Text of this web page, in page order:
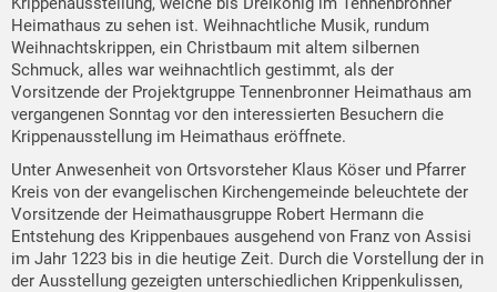
Heimathaus zu sehen ist. Weihnachtliche Musik, rundum
Weihnachtskrippen, ein Christbaum mit altem silbernen
Schmuck, alles war weihnachtlich gestimmt, als der
Vorsitzende der Projektgruppe Tennenbronner Heimathaus am
vergangenen Sonntag vor den interessierten Besuchern die
Krippenausstellung im Heimathaus eröffnete.
Unter Anwesenheit von Ortsvorsteher Klaus Köser und Pfarrer
Kreis von der evangelischen Kirchengemeinde beleuchtete der
Vorsitzende der Heimathausgruppe Robert Hermann die
Entstehung des Krippenbaues ausgehend von Franz von Assisi
im Jahr 1223 bis in die heutige Zeit. Durch die Vorstellung der in
der Ausstellung gezeigten unterschiedlichen Krippenkulissen,